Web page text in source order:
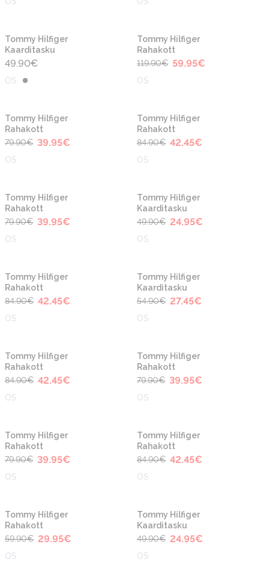
Tommy Hilfiger
Kaarditasku
49.90€
OS
-50%
Tommy Hilfiger
Rahakott
119.90€ 59.95€
OS
-50%
Tommy Hilfiger
Rahakott
79.90€ 39.95€
OS
-50%
Tommy Hilfiger
Rahakott
84.90€ 42.45€
OS
-50%
Tommy Hilfiger
Rahakott
79.90€ 39.95€
OS
-50%
Tommy Hilfiger
Kaarditasku
49.90€ 24.95€
OS
-50%
Tommy Hilfiger
Rahakott
84.90€ 42.45€
OS
-50%
Tommy Hilfiger
Kaarditasku
54.90€ 27.45€
OS
-50%
Tommy Hilfiger
Rahakott
84.90€ 42.45€
OS
-50%
Tommy Hilfiger
Rahakott
79.90€ 39.95€
OS
-50%
Tommy Hilfiger
Rahakott
79.90€ 39.95€
OS
-50%
Tommy Hilfiger
Rahakott
84.90€ 42.45€
OS
-50%
Tommy Hilfiger
Rahakott
59.90€ 29.95€
OS
-50%
Tommy Hilfiger
Kaarditasku
49.90€ 24.95€
OS